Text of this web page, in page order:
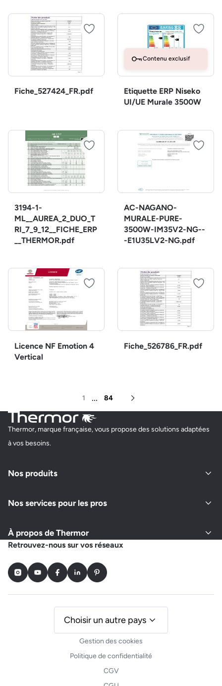
Fiche_527424_FR.pdf
Contenu exclusif
Etiquette ERP Niseko
UI/UE Murale 3500W
3194-1-
ML__AUREA_2_DUO_T
RI_7_9_12__FICHE_ERP
__THERMOR.pdf
AC-NAGANO-
MURALE-PURE-
3500W-IM35V2-NG--
-E1U35LV2-NG.pdf
Licence NF Emotion 4
Vertical
Fiche_526786_FR.pdf
1 ... 84
Page suivante
Thermor, marque française, vous propose des solutions adaptées
à vos besoins.
Nos produits
Nos services pour les pros
À propos de Thermor
Retrouvez-nous sur vos réseaux
InstagramYoutubeFacebookLinkedInPinterest
Gestion des cookies
Politique de confidentialité
CGV
Choisir un autre pays